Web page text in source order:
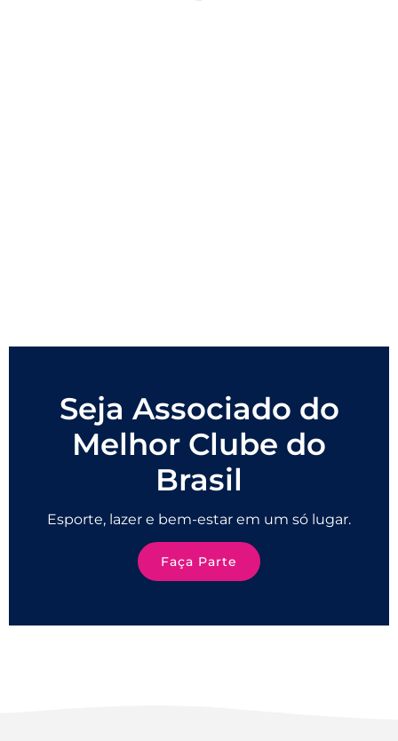
Seja Associado do
Melhor Clube do
Brasil
Esporte, lazer e bem-estar em um só lugar.
Faça Parte